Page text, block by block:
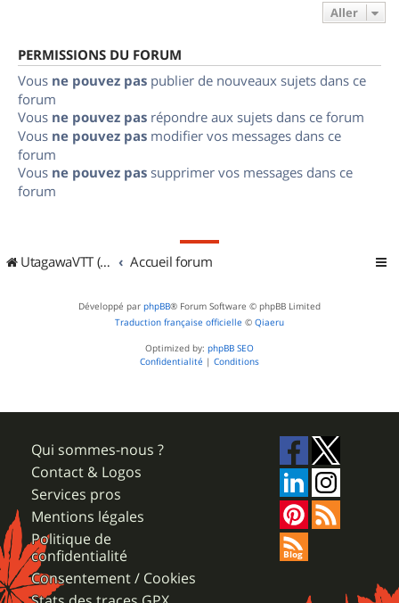
Aller
PERMISSIONS DU FORUM
Vous ne pouvez pas publier de nouveaux sujets dans ce
forum
Vous ne pouvez pas répondre aux sujets dans ce forum
Vous ne pouvez pas modifier vos messages dans ce
forum
Vous ne pouvez pas supprimer vos messages dans ce
forum
UtagawaVTT (Randos VTT et VTTAE avec traces GPS) Accueil forum
Développé par phpBB® Forum Software © phpBB Limited
Traduction française officielle © Qiaeru
Optimized by: phpBB SEO
Confidentialité | Conditions
Qui sommes-nous ?
Contact & Logos
Services pros
Mentions légales
Politique de
confidentialité
Consentement / Cookies